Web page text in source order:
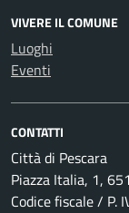
VIVERE IL COMUNE
Luoghi
Eventi
CONTATTI
Città di Pescara
Piazza Italia, 1,
Codice fiscale / P.